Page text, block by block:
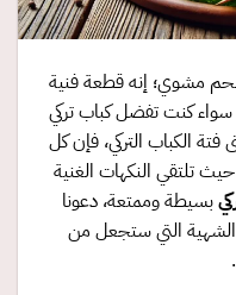
مشوي؛ إنه قطعة فنية
كنت تفضل كباب تركي
فتة الكباب التركي، فإن كل
تلتقي النكهات الغنية
بسيطة وممتعة، دعونا
الشهية التي ستجعل من